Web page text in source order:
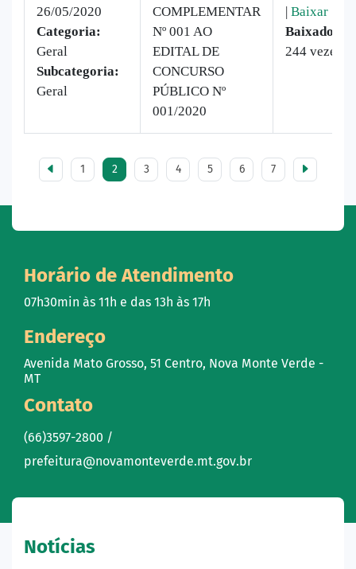
26/05/2020
Categoria:
Geral
Subcategoria:
Geral
COMPLEMENTAR
Nº 001 AO
EDITAL DE
CONCURSO
PÚBLICO Nº
001/2020
| Baixar
Baixado:
244 vezes
1 2 3 4 5 6 7
Horário de Atendimento
07h30min às 11h e das 13h às 17h
Endereço
Avenida Mato Grosso, 51 Centro, Nova Monte Verde -
MT
Contato
(66)3597-2800 /
prefeitura@novamonteverde.mt.gov.br
Notícias